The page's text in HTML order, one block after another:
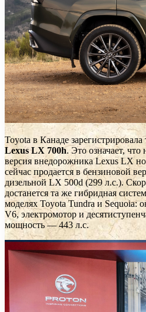
Toyota в Канаде
Lexus LX 700h. Это означает,
версия внедорожника Lexus LX
сейчас продается в бензиновой
дизельной LX 500d (299 л.с.).
достанется та же гибридная
моделях Toyota Tundra и Sequoia:
V6, электромотор и
мощность — 443 л.с.